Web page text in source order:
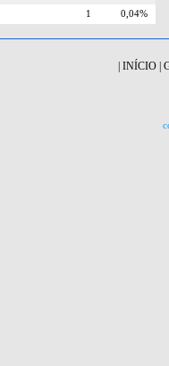
1 0,04%
| INÍCIO |